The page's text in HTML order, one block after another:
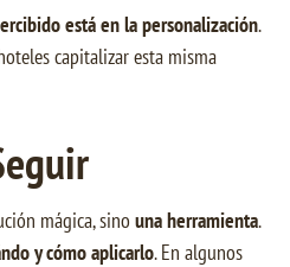
está en la personalización.
capitalizar esta misma
mágica, sino una herramienta.
y cómo aplicarlo. En algunos